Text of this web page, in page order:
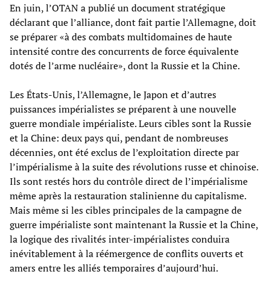
En juin, l’OTAN a publié un document stratégique
déclarant que l’alliance, dont fait partie l’Allemagne, doit
se préparer «à des combats multidomaines de haute
intensité contre des concurrents de force équivalente
dotés de l’arme nucléaire», dont la Russie et la Chine.
Les États-Unis, l’Allemagne, le Japon et d’autres
puissances impérialistes se préparent à une nouvelle
guerre mondiale impérialiste. Leurs cibles sont la Russie
et la Chine: deux pays qui, pendant de nombreuses
décennies, ont été exclus de l’exploitation directe par
l’impérialisme à la suite des révolutions russe et chinoise.
Ils sont restés hors du contrôle direct de l’impérialisme
même après la restauration stalinienne du capitalisme.
Mais même si les cibles principales de la campagne de
guerre impérialiste sont maintenant la Russie et la Chine,
la logique des rivalités inter-impérialistes conduira
inévitablement à la réémergence de conflits ouverts et
amers entre les alliés temporaires d’aujourd’hui.